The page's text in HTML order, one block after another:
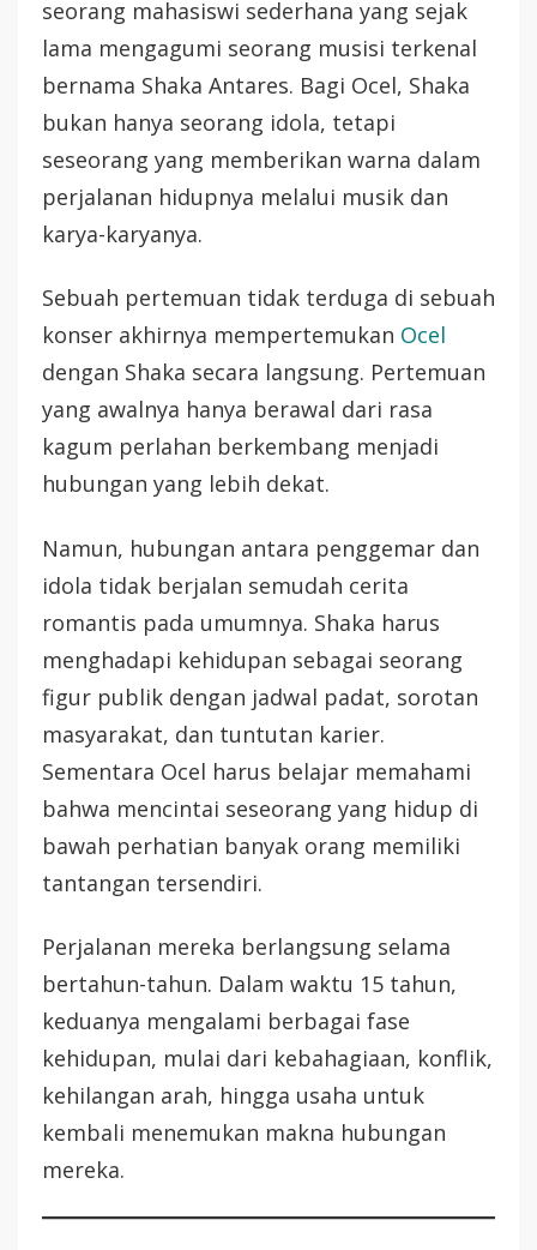
seorang mahasiswi sederhana yang sejak
lama mengagumi seorang musisi terkenal
bernama Shaka Antares. Bagi Ocel, Shaka
bukan hanya seorang idola, tetapi
seseorang yang memberikan warna dalam
perjalanan hidupnya melalui musik dan
karya-karyanya.
Sebuah pertemuan tidak terduga di sebuah
konser akhirnya mempertemukan Ocel
dengan Shaka secara langsung. Pertemuan
yang awalnya hanya berawal dari rasa
kagum perlahan berkembang menjadi
hubungan yang lebih dekat.
Namun, hubungan antara penggemar dan
idola tidak berjalan semudah cerita
romantis pada umumnya. Shaka harus
menghadapi kehidupan sebagai seorang
figur publik dengan jadwal padat, sorotan
masyarakat, dan tuntutan karier.
Sementara Ocel harus belajar memahami
bahwa mencintai seseorang yang hidup di
bawah perhatian banyak orang memiliki
tantangan tersendiri.
Perjalanan mereka berlangsung selama
bertahun-tahun. Dalam waktu 15 tahun,
keduanya mengalami berbagai fase
kehidupan, mulai dari kebahagiaan, konflik,
kehilangan arah, hingga usaha untuk
kembali menemukan makna hubungan
mereka.